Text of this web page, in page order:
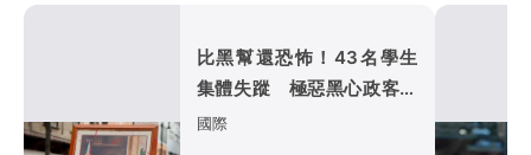
比黑幫還恐怖！43名學生
集體失蹤 極惡黑心政客恐
涉「器官」買賣
國際